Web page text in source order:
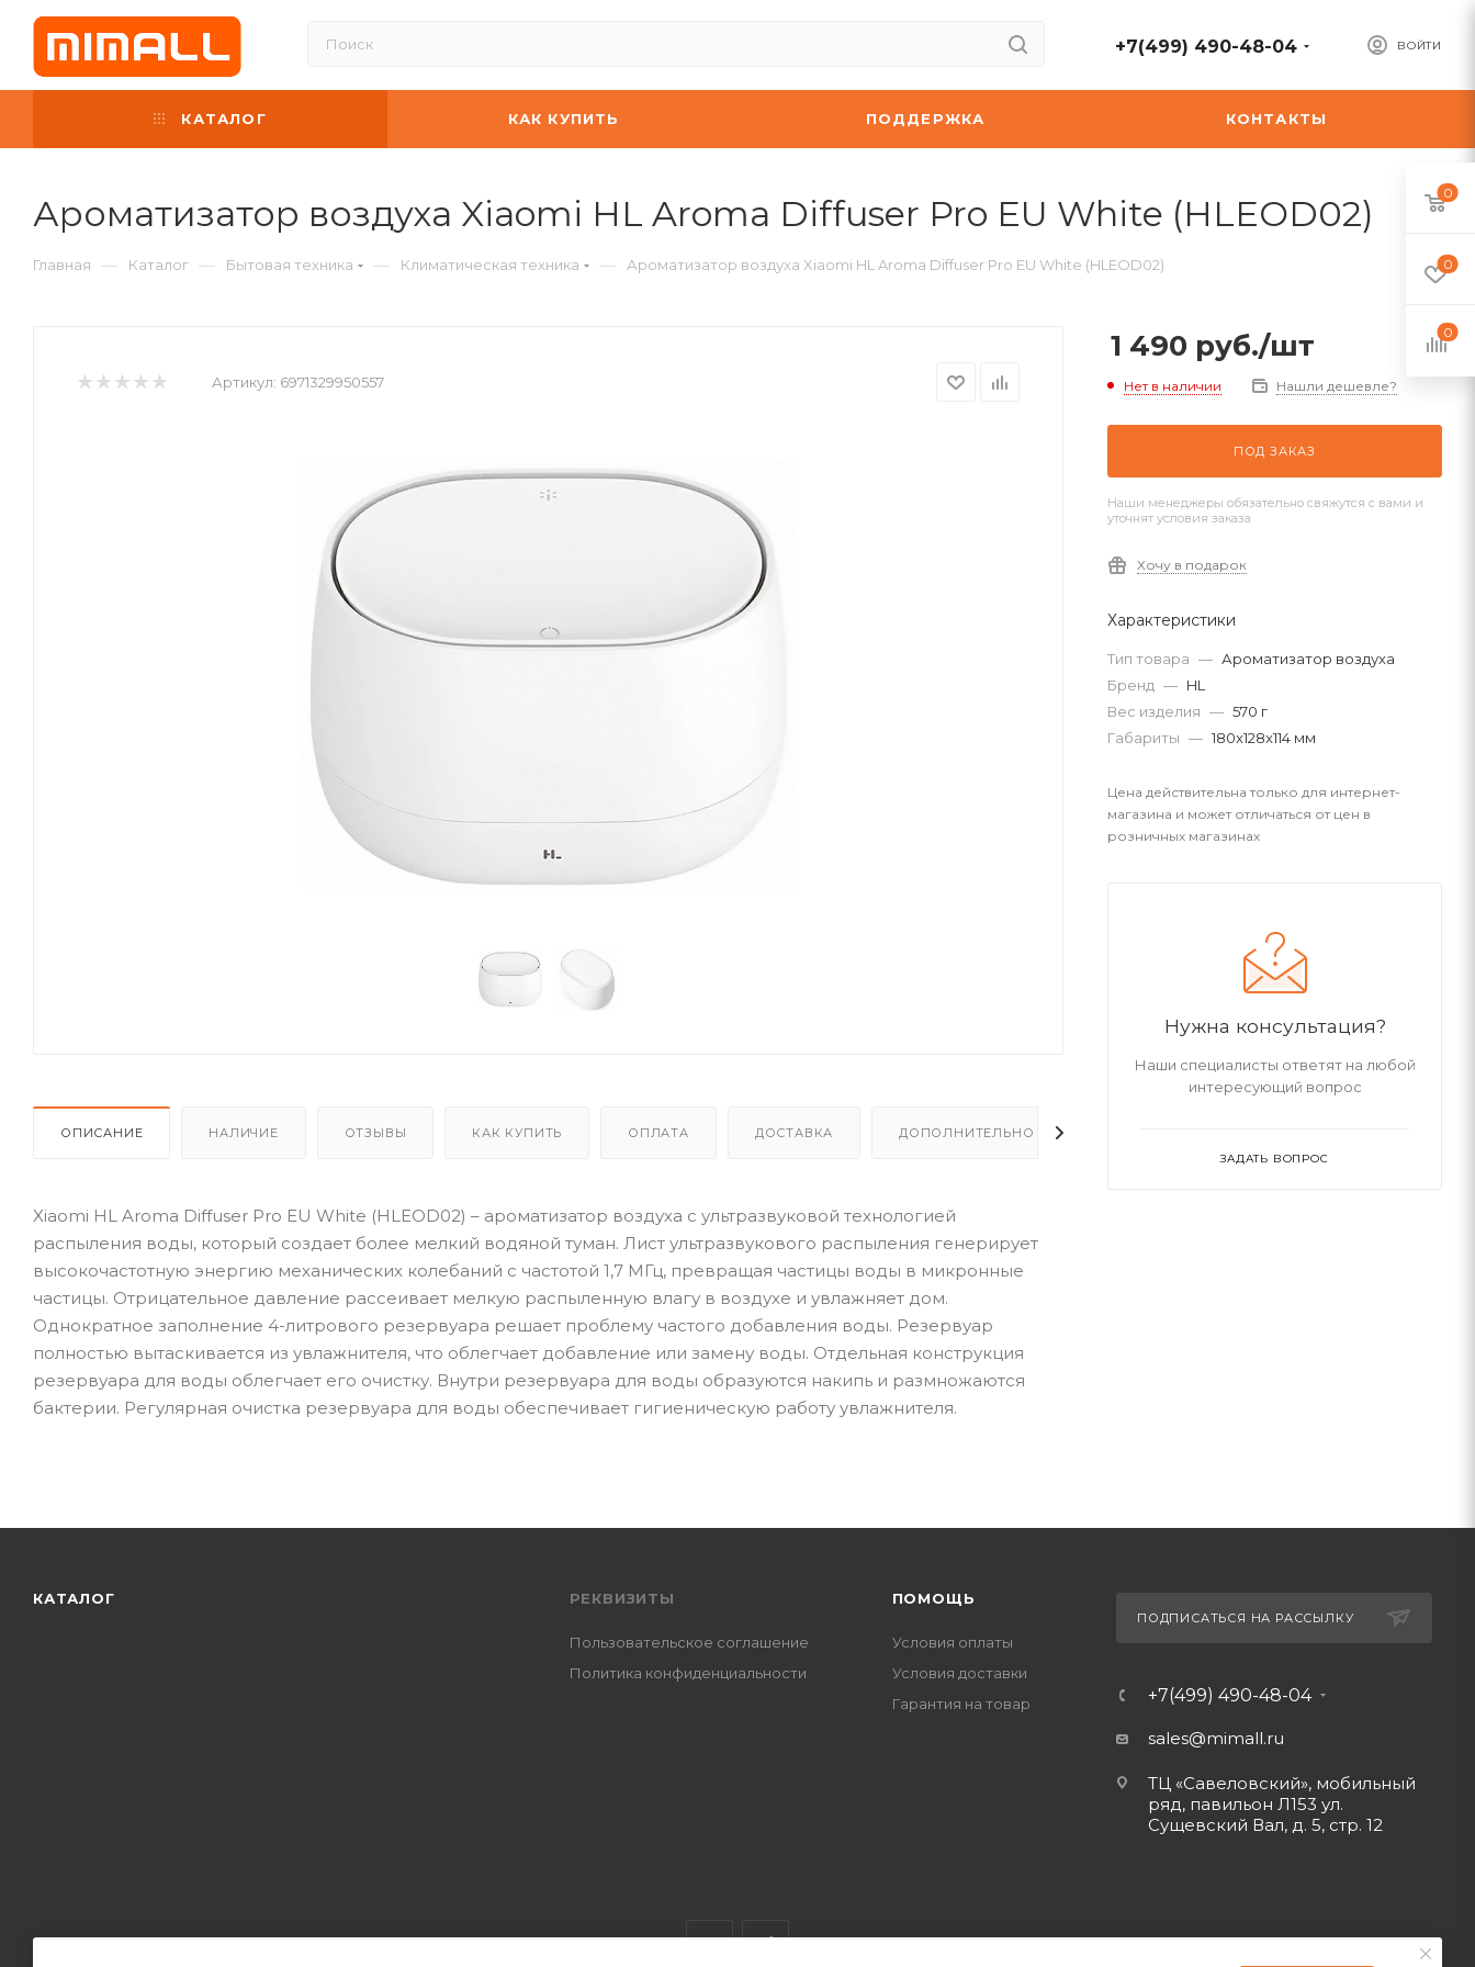
ВОЙТИ
+7(499) 490-48-04
КАТАЛОГ КАК КУПИТЬ ПОДДЕРЖКА КОНТАКТЫ
Ароматизатор воздуха Xiaomi HL Aroma Diffuser Pro EU White (HLEOD02)
Главная — Каталог — Бытовая техника — Климатическая техника — Ароматизатор воздуха Xiaomi HL Aroma Diffuser Pro EU White (HLEOD02)
Артикул: 6971329950557
ОПИСАНИЕ НАЛИЧИЕ ОТЗЫВЫ КАК КУПИТЬ ОПЛАТА ДОСТАВКА ДОПОЛНИТЕЛЬНО
Xiaomi HL Aroma Diffuser Pro EU White (HLEOD02) – ароматизатор воздуха с ультразвуковой технологией
распыления воды, который создает более мелкий водяной туман. Лист ультразвукового распыления генерирует
высокочастотную энергию механических колебаний с частотой 1,7 МГц, превращая частицы воды в микронные
частицы. Отрицательное давление рассеивает мелкую распыленную влагу в воздухе и увлажняет дом.
Однократное заполнение 4-литрового резервуара решает проблему частого добавления воды. Резервуар
полностью вытаскивается из увлажнителя, что облегчает добавление или замену воды. Отдельная конструкция
резервуара для воды облегчает его очистку. Внутри резервуара для воды образуются накипь и размножаются
бактерии. Регулярная очистка резервуара для воды обеспечивает гигиеническую работу увлажнителя.
1 490 руб./шт
Нет в наличии Нашли дешевле?
ПОД ЗАКАЗ
Наши менеджеры обязательно свяжутся с вами и
уточнят условия заказа
Хочу в подарок
Характеристики
Тип товара — Ароматизатор воздуха
Бренд — HL
Вес изделия — 570 г
Габариты — 180x128x114 мм
Цена действительна только для интернет-
магазина и может отличаться от цен в
розничных магазинах
Нужна консультация?
Наши специалисты ответят на любой
интересующий вопрос
ЗАДАТЬ ВОПРОС
КАТАЛОГ РЕКВИЗИТЫ
Пользовательское соглашение
Политика конфиденциальности
ПОМОЩЬ
Условия оплаты
Условия доставки
Гарантия на товар
ПОДПИСАТЬСЯ НА РАССЫЛКУ
+7(499) 490-48-04
sales@mimall.ru
ТЦ «Савеловский», мобильный
ряд, павильон Л153 ул.
Сущевский Вал, д. 5, стр. 12
0
0
0